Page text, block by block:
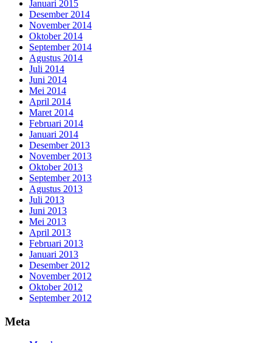
Januari 2015
Desember 2014
November 2014
Oktober 2014
September 2014
Agustus 2014
Juli 2014
Juni 2014
Mei 2014
April 2014
Maret 2014
Februari 2014
Januari 2014
Desember 2013
November 2013
Oktober 2013
September 2013
Agustus 2013
Juli 2013
Juni 2013
Mei 2013
April 2013
Februari 2013
Januari 2013
Desember 2012
November 2012
Oktober 2012
September 2012
Meta